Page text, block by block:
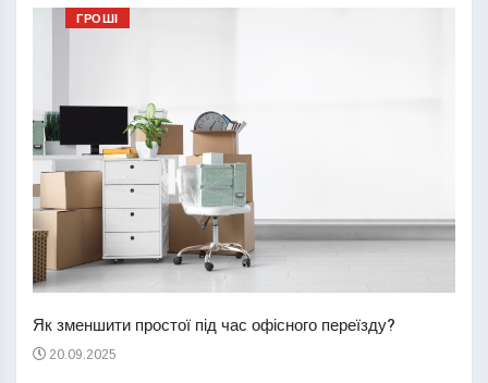
ГРОШІ
Як зменшити простої під час офісного переїзду?
20.09.2025